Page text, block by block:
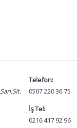
Telefon:
0507 220 36 75
İş Tel:
0216 417 92 96